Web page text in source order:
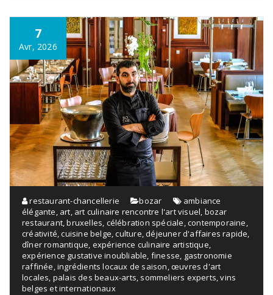
7
Avr, 2026
restaurant-chancellerie bozar
ambiance
élégante, art, art culinaire rencontre l'art visuel, bozar
restaurant,bruxelles, célébration spéciale,contemporaine,
créativité,cuisine belge,culture,déjeuner d'affaires rapide,
dîner romantique, expérience culinaire artistique,
expérience gustative inoubliable, finesse, gastronomie
raffinée,ingrédients locaux de saison,œuvres d'art
locales, palais des beaux-arts, sommeliers experts,vins
belges et internationaux